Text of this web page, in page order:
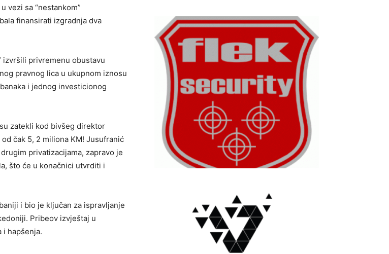
vezi sa “nestankom”
finansirati izgradnja dva
izvršili privremenu obustavu
pravnog lica u ukupnom iznosu
i jednog investicionog
zatekli kod bivšeg direktor
čak 5, 2 miliona KM! Jusufranić
privatizacijama, zapravo je
što će u konačnici utvrditi i
i bio je ključan za ispravljanje
Pribeov izvještaj u
i hapšenja.